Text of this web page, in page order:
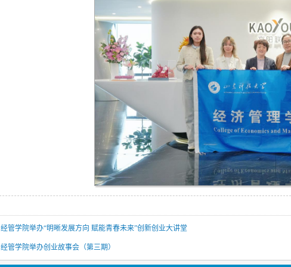
经管学院举办“明晰发展方向 赋能青春未来”创新创业大讲堂
经管学院举办创业故事会（第三期）